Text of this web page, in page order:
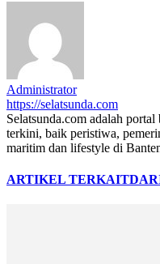
Administrator
https://selatsunda.com
Selatsunda.com adalah
terkini, baik peristiwa,
maritim dan lifestyle di
ARTIKEL TERKAIT